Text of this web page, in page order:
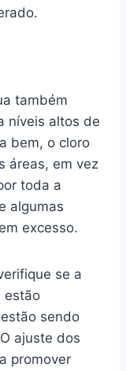
também
níveis altos de
bem, o cloro
áreas, em vez
toda a
algumas
excesso.
se a
estão
sendo
ajuste dos
promover